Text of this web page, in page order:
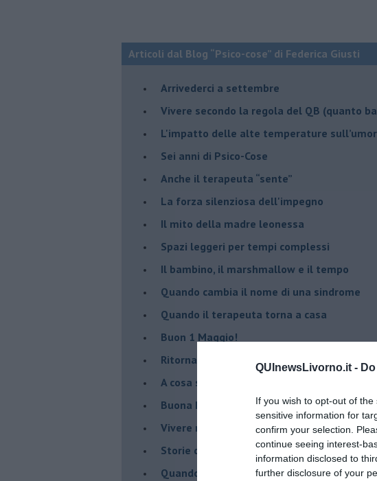
QUInewsLivorno.it -
If you wish to opt-out of
sensitive information for
confirm your selection.
continue seeing interest-
information disclosed to
further disclosure of your
Articoli dal Blog “Psico-cose” di Federica Giusti
​Arrivederci a settembre
​Vivere secondo la regola del QB (quanto
​L'impatto delle alte temperature
Sei anni di Psico-Cose
​Anche il terapeuta “sente”
​La forza silenziosa dell'impegno
​Il mito della madre leonessa
Spazi leggeri per tempi complessi
Il bambino, il marshmallow e il tempo
​Quando cambia il nome di una sindrome
​Quando il terapeuta torna a casa
​Buon 1 Maggio!
Ritornare indietro di vent’anni
​A cosa serve davvero la psicoterapia
​Buona Pasqua e … buona rinascita!
​Vivere nell’incertezza
​Storie di rinascita: i Take That
​Quando la rigidità del terapeuta è